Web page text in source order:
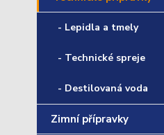
- Lepidla a tmely
- Technické spreje
- Destilovaná voda
Zimní přípravky